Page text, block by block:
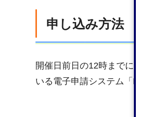
申し込み方法
開催日前日の12時までに 入力
いる電子申請システム「LoGo